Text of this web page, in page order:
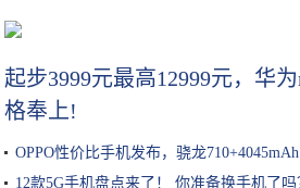
起步3999元最高12999元，华
格奉上!
OPPO性价比手机发布，骁龙
12款5G手机盘点来了！ 你准备换手机了吗